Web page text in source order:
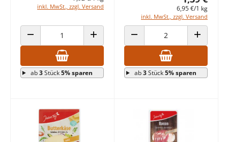
inkl. MwSt., zzgl. Versand
ANZAHL VERRINGERN ANZAHL ERHÖHEN
ab3Stück5% sparen
6,95 €/1 kg
inkl. MwSt., zzgl. Versand
ANZAHL VERRINGERN ANZAHL
ab3Stück5% sparen